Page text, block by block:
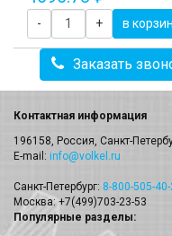
- + в
Заказать
Контактная информация
196158, Россия, Санкт-
E-mail: info@volkel.ru
Санкт-Петербург: 8-800-505-
Москва: +7(499)703-23-53
Популярные разделы: